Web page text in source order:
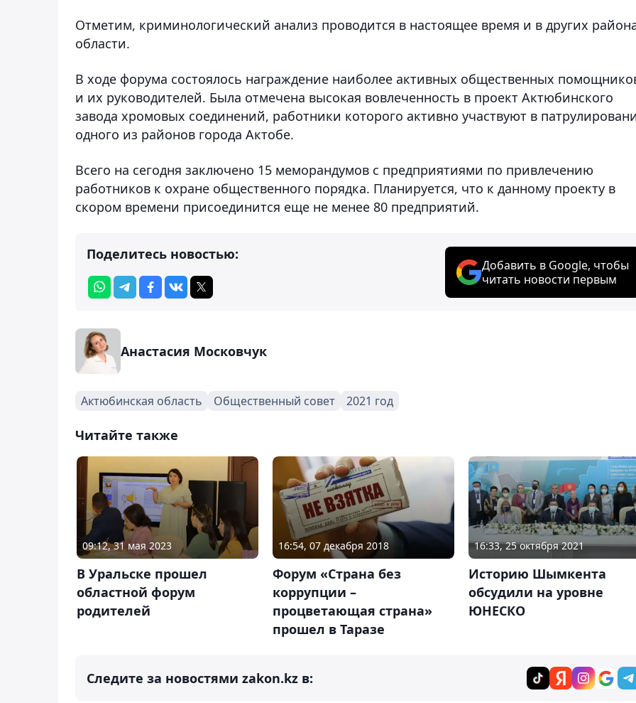
Отметим, криминологический анализ проводится в настоящее время и в других
области.
В ходе форума состоялось награждение наиболее активных общественных
и их руководителей. Была отмечена высокая вовлеченность в проект Актюбинского
завода хромовых соединений, работники которого активно участвуют в
одного из районов города Актобе.
Всего на сегодня заключено 15 меморандумов с предприятиями по привлечению
работников к охране общественного порядка. Планируется, что к данному проекту в
скором времени присоединится еще не менее 80 предприятий.
Поделитесь новостью:
Добавить в Google, чтобы
читать новости первым
Анастасия Московчук
Актюбинская область Общественный совет 2021 год
Читайте также
09:12, 31 мая 2023
В Уральске прошел
областной форум
родителей
16:54, 07 декабря 2018
Форум «Страна без
коррупции –
процветающая страна»
прошел в Таразе
16:33, 25 октября 2021
Историю Шымкента
обсудили на уровне
ЮНЕСКО
Следите за новостями zakon.kz в: